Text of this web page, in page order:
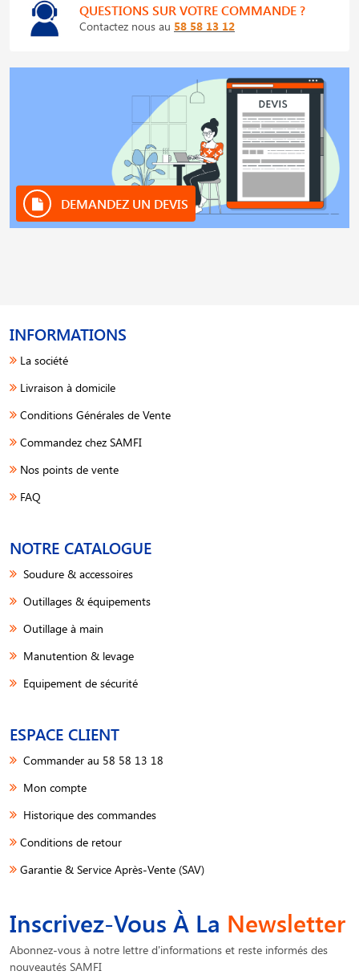
QUESTIONS SUR VOTRE COMMANDE ?
Contactez nous au 58 58 13 12
DEMANDEZ UN DEVIS
INFORMATIONS
La société
Livraison à domicile
Conditions Générales de Vente
Commandez chez SAMFI
Nos points de vente
FAQ
NOTRE CATALOGUE
Soudure & accessoires
Outillages & équipements
Outillage à main
Manutention & levage
Equipement de sécurité
ESPACE CLIENT
Commander au 58 58 13 18
Mon compte
Historique des commandes
Conditions de retour
Garantie & Service Après-Vente (SAV)
Inscrivez-Vous À La Newsletter
Abonnez-vous à notre lettre d'informations et reste informés des
nouveautés SAMFI